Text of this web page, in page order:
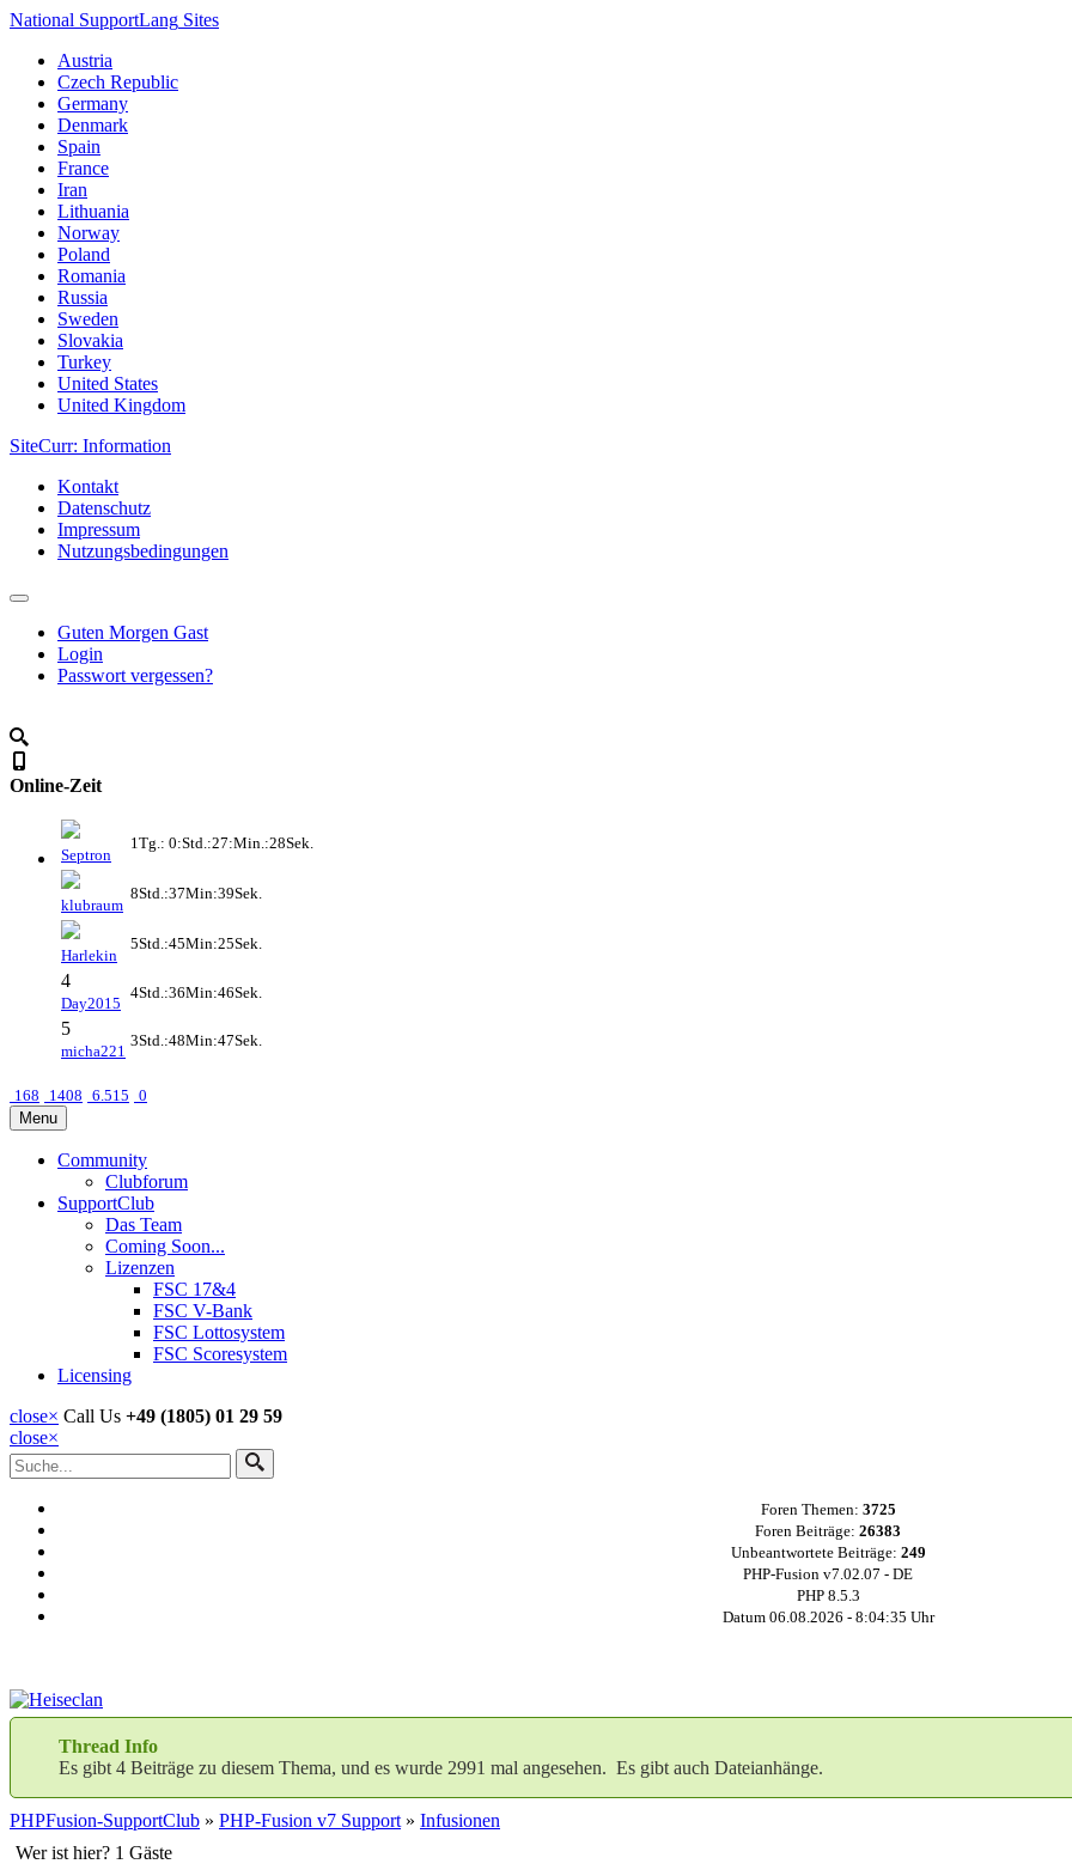
National SupportLang Sites
Austria
Czech Republic
Germany
Denmark
Spain
France
Iran
Lithuania
Norway
Poland
Romania
Russia
Sweden
Slovakia
Turkey
United States
United Kingdom
SiteCurr: Information
Kontakt
Datenschutz
Impressum
Nutzungsbedingungen
Guten Morgen Gast
Login
Passwort vergessen?
Online-Zeit
Septron
1Tg.: 0:Std.:27:Min.:28Sek.
klubraum
8Std.:37Min:39Sek.
Harlekin
5Std.:45Min:25Sek.
4
Day2015
4Std.:36Min:46Sek.
5
micha221
3Std.:48Min:47Sek.
168 1408 6.515 0
Menu
Community
Clubforum
SupportClub
Das Team
Coming Soon...
Lizenzen
FSC 17&4
FSC V-Bank
FSC Lottosystem
FSC Scoresystem
Licensing
close× Call Us +49 (1805) 01 29 59
close×
Foren Themen: 3725
Foren Beiträge: 26383
Unbeantwortete Beiträge: 249
PHP-Fusion v7.02.07 - DE
PHP 8.5.3
Datum 06.08.2026 - 8:04:36 Uhr
Thread Info
Es gibt 4 Beiträge zu diesem Thema, und es wurde 2991 mal angesehen. Es gibt auch Dateianhänge.
PHPFusion-SupportClub » PHP-Fusion v7 Support » Infusionen
Wer ist hier? 1 Gäste